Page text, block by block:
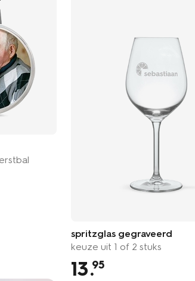
spritzglas gegraveerd
keuze uit 1 of 2 stuks
13.95